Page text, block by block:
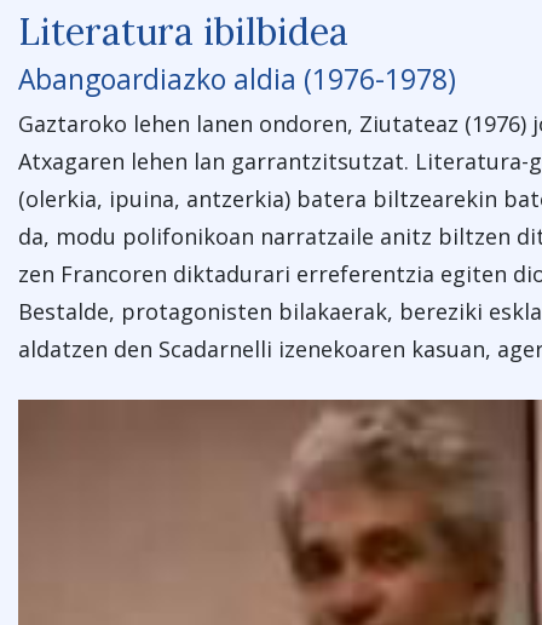
Literatura ibilbidea
Abangoardiazko aldia (1976-1978)
Gaztaroko lehen lanen ondoren, Ziutateaz (1976)
Atxagaren lehen lan garrantzitsutzat. Literatura-
(olerkia, ipuina, antzerkia) batera biltzearekin
da, modu polifonikoan narratzaile anitz biltzen
zen Francoren diktadurari erreferentzia egiten
Bestalde, protagonisten bilakaerak, bereziki
aldatzen den Scadarnelli izenekoaren kasuan,